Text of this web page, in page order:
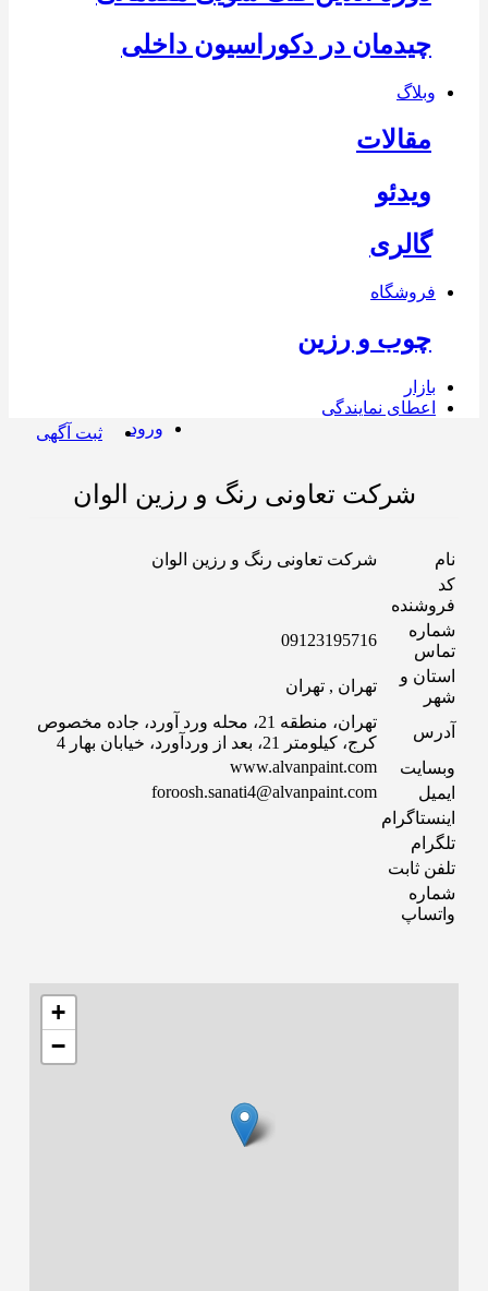
چیدمان در دکوراسیون داخلی
وبلاگ
مقالات
ویدئو
گالری
فروشگاه
چوب و رزین
بازار
اعطای نمایندگی
ثبت آگهی
ورود
شرکت تعاونی رنگ و رزین الوان
نام
شرکت تعاونی رنگ و رزین الوان
کد
فروشنده
شماره
تماس
09123195716
استان و
شهر
تهران , تهران
آدرس
تهران، منطقه 21، محله ورد آورد، جاده مخصوص
کرج، کیلومتر 21، بعد از وردآورد، خیابان بهار 4
وبسایت
www.alvanpaint.com
ایمیل
foroosh.sanati4@alvanpaint.com
اینستاگرام
تلگرام
تلفن ثابت
شماره
واتساپ
+
−